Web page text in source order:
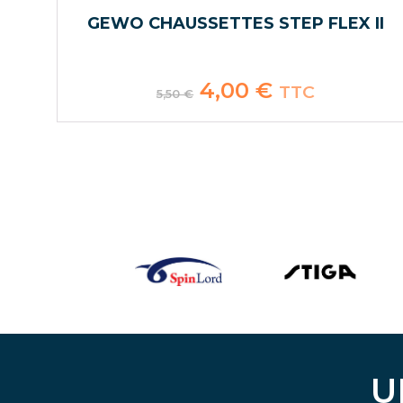
GEWO CHAUSSETTES STEP FLEX II
5,50€ Le
prix
était :
4,00€Le
prix
est :
TTC